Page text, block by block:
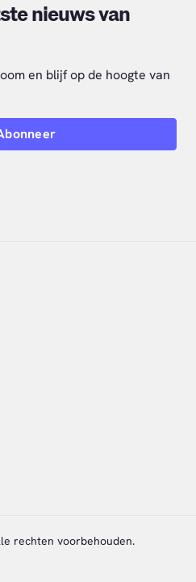
nieuws van
en blijf op de hoogte van
rechten voorbehouden.